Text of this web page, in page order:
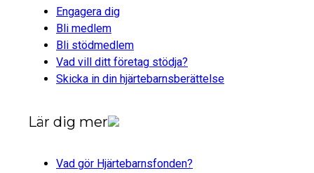
Engagera dig
Bli medlem
Bli stödmedlem
Vad vill ditt företag stödja?
Skicka in din hjärtebarnsberättelse
Lär dig mer
Vad gör Hjärtebarnsfonden?